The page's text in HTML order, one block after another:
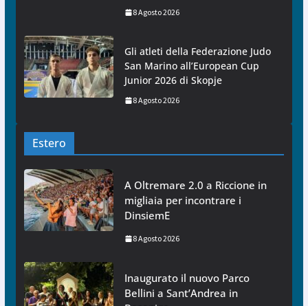
8 Agosto 2026
Gli atleti della Federazione Judo
San Marino all’European Cup
Junior 2026 di Skopje
8 Agosto 2026
Estero
A Oltremare 2.0 a Riccione in
migliaia per incontrare i
DinsiemE
8 Agosto 2026
Inaugurato il nuovo Parco
Bellini a Sant’Andrea in